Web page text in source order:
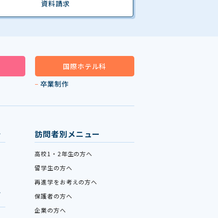
資料請求
国際ホテル科
卒業制作
訪問者別メニュー
高校1・2年生の方へ
留学生の方へ
再進学をお考えの方へ
保護者の方へ
企業の方へ